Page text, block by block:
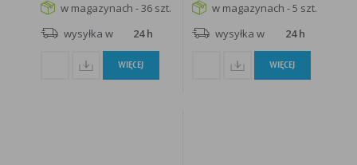
w magazynach - 36 szt.
wysyłka w
24 h
WIĘCEJ
w magazynach - 5 szt.
wysyłka w
24 h
WIĘCEJ